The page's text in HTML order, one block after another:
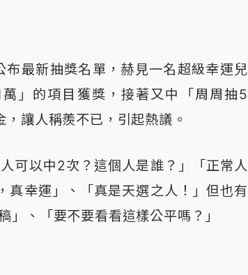
最新抽獎名單，赫見一名超級幸運兒
」的項目獲獎，接著又中「周周抽5
讓人稱羨不已，引起熱議。
可以中2次？這個人是誰？」「正常人
真幸運」、「真是天選之人！」但也有
」、「要不要看看這樣公平嗎？」